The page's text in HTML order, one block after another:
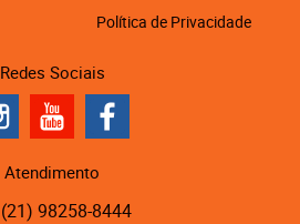
Política de Privacidade
Redes Sociais
Atendimento
(21) 98258-8444